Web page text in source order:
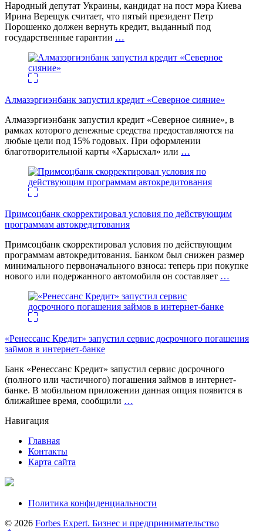
Народный депутат Украины, кандидат на пост мэра Киева
Ирина Верещук считает, что пятый президент Петр
Порошенко должен вернуть кредит, выданный под
государственные гарантии …
Алмазэргиэнбанк запустил кредит «Северное сияние»
Алмазэргиэнбанк запустил кредит «Северное сияние», в
рамках которого денежные средства предоставляются на
любые цели под 15% годовых. При оформлении
благотворительной карты «Харысхал» или …
Примсоцбанк скорректировал условия по действующим
программам автокредитования
Примсоцбанк скорректировал условия по действующим
программам автокредитования. Банком был снижен размер
минимального первоначального взноса: теперь при покупке
нового или подержанного автомобиля он составляет …
«Ренессанс Кредит» запустил сервис досрочного погашения
займов в интернет-банке
Банк «Ренессанс Кредит» запустил сервис досрочного
(полного или частичного) погашения займов в интернет-
банке. В мобильном приложении данная опция появится в
ближайшее время, сообщили …
Навигация
Главная
Контакты
Карта сайта
Политика конфиденциальности
© 2026 Forbes Expert. Бизнес и предпринимательство